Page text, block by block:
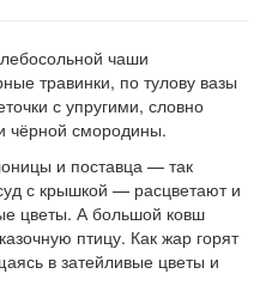
чаши
травинки, по тулову вазы
с упругими, словно
чёрной смородины.
и поставца — так
с крышкой — расцветают и
цветы. А большой ковш
птицу. Как жар горят
в затейливые цветы и